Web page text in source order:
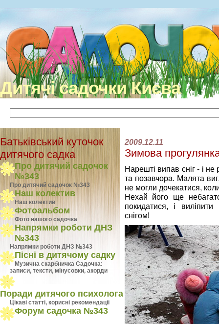
Дитячі садочки Києва
Батьківський куточок
дитячого садка
Про дитячий садочок
№343
Про дитячий садочок №343
Наш колектив
Наш колектив
Фотоальбом
Фото нашого садочка
Напрямки роботи ДНЗ
№343
Напрямки роботи ДНЗ №343
Пісні в дитячому садку
Музична скарбничка Садочка:
записи, тексти, мінусовки, акорди
Поради дитячого психолога
Цiкавi статтi, кориснi рекомендацii
Форум садочка №343
2009.12.11
Зимова
Нарешті випав сніг - і
та позавчора. Малята
не могли дочекатися,
Нехай його ще
покидатися, і
снігом!